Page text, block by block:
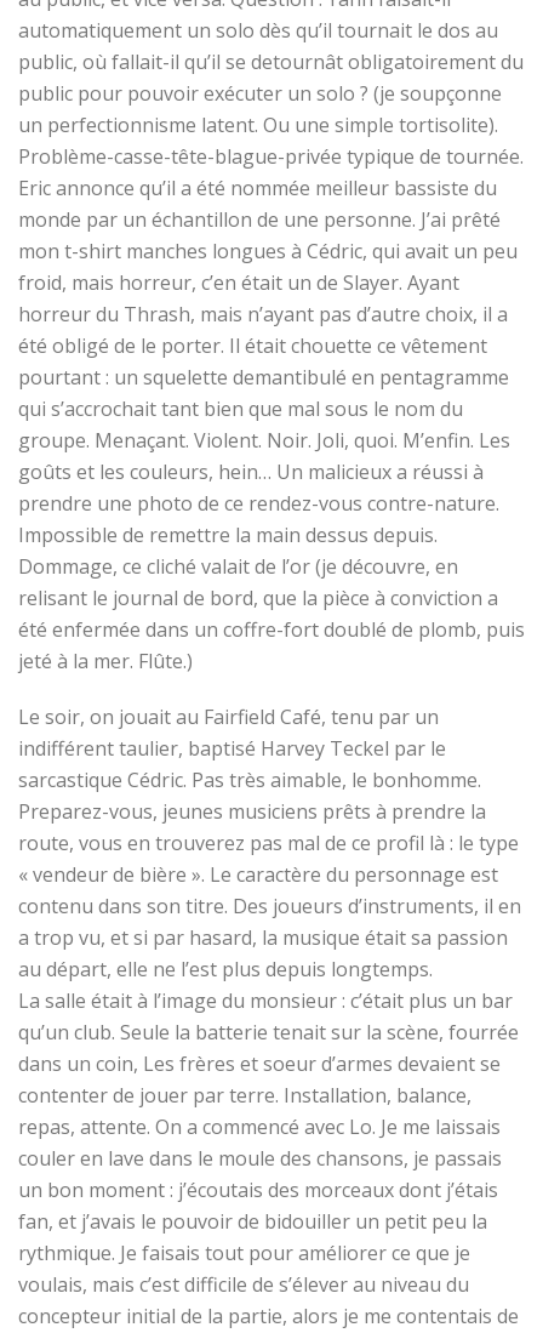
automatiquement un solo dès qu’il tournait le dos au
public, où fallait-il qu’il se detournât obligatoirement du
public pour pouvoir exécuter un solo ? (je soupçonne
un perfectionnisme latent. Ou une simple tortisolite).
Problème-casse-tête-blague-privée typique de tournée.
Eric annonce qu’il a été nommée meilleur bassiste du
monde par un échantillon de une personne. J’ai prêté
mon t-shirt manches longues à Cédric, qui avait un peu
froid, mais horreur, c’en était un de Slayer. Ayant
horreur du Thrash, mais n’ayant pas d’autre choix, il a
été obligé de le porter. Il était chouette ce vêtement
pourtant : un squelette demantibulé en pentagramme
qui s’accrochait tant bien que mal sous le nom du
groupe. Menaçant. Violent. Noir. Joli, quoi. M’enfin. Les
goûts et les couleurs, hein… Un malicieux a réussi à
prendre une photo de ce rendez-vous contre-nature.
Impossible de remettre la main dessus depuis.
Dommage, ce cliché valait de l’or (je découvre, en
relisant le journal de bord, que la pièce à conviction a
été enfermée dans un coffre-fort doublé de plomb, puis
jeté à la mer. Flûte.)
Le soir, on jouait au Fairfield Café, tenu par un
indifférent taulier, baptisé Harvey Teckel par le
sarcastique Cédric. Pas très aimable, le bonhomme.
Preparez-vous, jeunes musiciens prêts à prendre la
route, vous en trouverez pas mal de ce profil là : le type
« vendeur de bière ». Le caractère du personnage est
contenu dans son titre. Des joueurs d’instruments, il en
a trop vu, et si par hasard, la musique était sa passion
au départ, elle ne l’est plus depuis longtemps.
La salle était à l’image du monsieur : c’était plus un bar
qu’un club. Seule la batterie tenait sur la scène, fourrée
dans un coin, Les frères et soeur d’armes devaient se
contenter de jouer par terre. Installation, balance,
repas, attente. On a commencé avec Lo. Je me laissais
couler en lave dans le moule des chansons, je passais
un bon moment : j’écoutais des morceaux dont j’étais
fan, et j’avais le pouvoir de bidouiller un petit peu la
rythmique. Je faisais tout pour améliorer ce que je
voulais, mais c’est difficile de s’élever au niveau du
concepteur initial de la partie, alors je me contentais de